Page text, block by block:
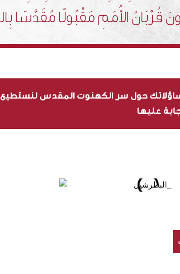
حول سر الكهنوت المقدس لنستطيع
عليها